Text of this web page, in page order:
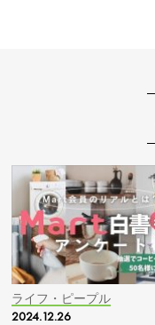
ライフ・ピープル
2024.12.26